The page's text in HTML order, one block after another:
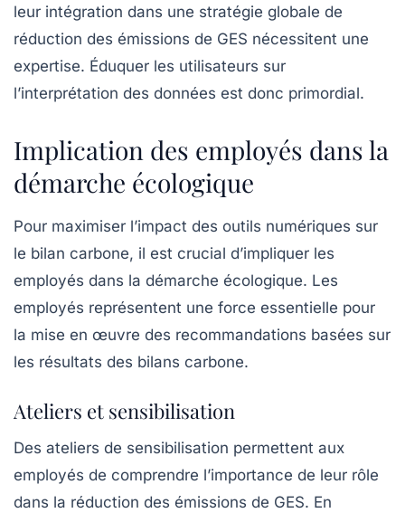
leur intégration dans une stratégie globale de
réduction des émissions de GES nécessitent une
expertise. Éduquer les utilisateurs sur
l’interprétation des données est donc primordial.
Implication des employés dans la
démarche écologique
Pour maximiser l’impact des outils numériques sur
le bilan carbone, il est crucial d’impliquer les
employés dans la démarche écologique. Les
employés représentent une force essentielle pour
la mise en œuvre des recommandations basées sur
les résultats des bilans carbone.
Ateliers et sensibilisation
Des ateliers de sensibilisation permettent aux
employés de comprendre l’importance de leur rôle
dans la réduction des émissions de GES. En